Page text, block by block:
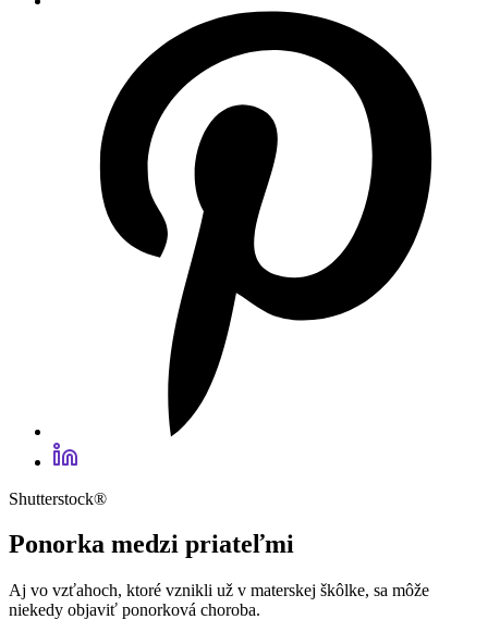
Shutterstock®
Ponorka medzi priateľmi
Aj vo vzťahoch, ktoré vznikli už v materskej škôlke, sa môže
niekedy objaviť ponorková choroba.